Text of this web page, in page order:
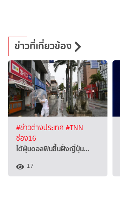
ข่าวที่เกี่ยวข้อง
#ข่าวต่างประเทศ #TNN
ช่อง16
ไต้ฝุ่นดอลฟินขึ้นฝั่งญี่ปุ่น…
17